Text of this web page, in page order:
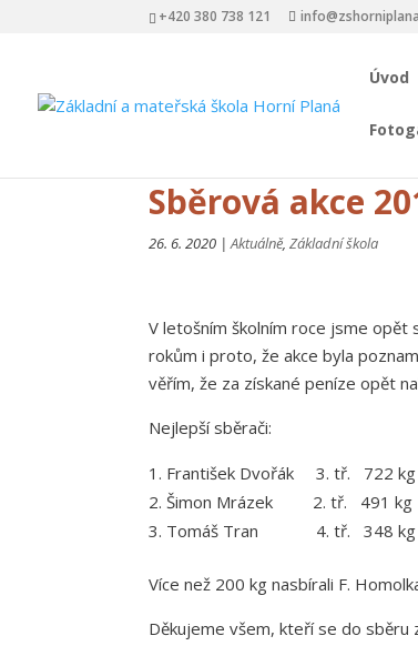
+420 380 738 121
Úvod
Sběrová akce
26. 6. 2020 |Aktuálně,Základní škola
V letošním školním roce jsme
rokům i proto, že akce byla
věřím, že za získané peníze opět
Nejlepší sběrači:
František Dvořák 3. tř. 722 kg
Šimon Mrázek 2. tř. 491 kg
Tomáš Tran 4. tř. 348 kg
Více než 200 kg nasbírali F.
Děkujeme všem, kteří se do sběru